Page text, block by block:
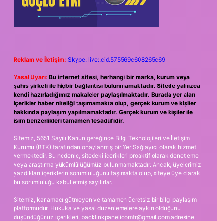
Reklam ve İletişim: Skype: live:.cid.575569c608265c69
Yasal Uyarı: Bu internet sitesi, herhangi bir marka, kurum veya
şahıs şirketi ile hiçbir bağlantısı bulunmamaktadır. Sitede yalnızca
kendi hazırladığımız makaleler paylaşılmaktadır. Burada yer alan
içerikler haber niteliği taşımamakta olup, gerçek kurum ve kişiler
hakkında paylaşım yapılmamaktadır. Gerçek kurum ve kişiler ile
isim benzerlikleri tamamen tesadüfidir.
Sitemiz, 5651 Sayılı Kanun gereğince Bilgi Teknolojileri ve İletişim
Kurumu (BTK) tarafından onaylanmış bir Yer Sağlayıcı olarak hizmet
vermektedir. Bu nedenle, sitedeki içerikleri proaktif olarak denetleme
veya araştırma yükümlülüğümüz bulunmamaktadır. Ancak, üyelerimiz
yazdıkları içeriklerin sorumluluğunu taşımakta olup, siteye üye olarak
bu sorumluluğu kabul etmiş sayılırlar.
Sitemiz, kar amacı gütmeyen ve tamamen ücretsiz bir bilgi paylaşım
platformudur. Hukuka ve yasal düzenlemelere aykırı olduğunu
düşündüğünüz içerikleri, backlinkpanelicomtr@gmail.com adresine